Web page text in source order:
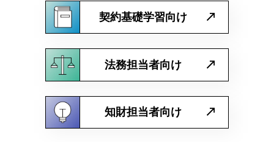
契約基礎学習向け
法務担当者向け
知財担当者向け